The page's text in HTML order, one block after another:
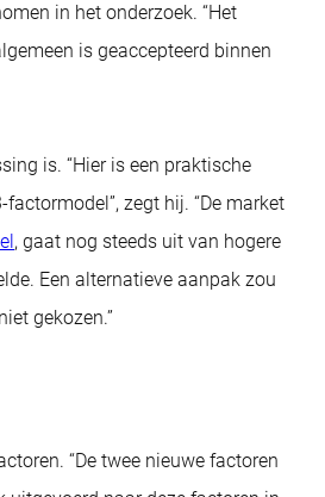
in het onderzoek. “Het
is geaccepteerd binnen
is. “Hier is een praktische
zegt hij. “De market
, gaat nog steeds uit van hogere
Een alternatieve aanpak zou
gekozen.”
“De twee nieuwe factoren